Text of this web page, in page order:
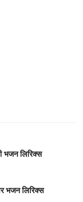
भजन लिरिक्स
भजन लिरिक्स